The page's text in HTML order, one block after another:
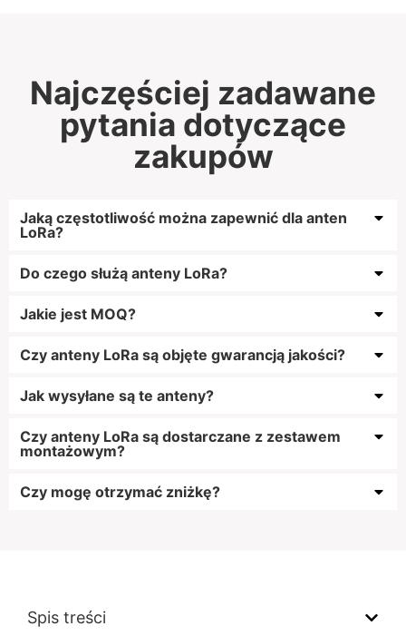
Najczęściej zadawane
pytania dotyczące
zakupów
Jaką częstotliwość można zapewnić dla anten
LoRa?
Do czego służą anteny LoRa?
Jakie jest MOQ?
Czy anteny LoRa są objęte gwarancją jakości?
Jak wysyłane są te anteny?
Czy anteny LoRa są dostarczane z zestawem
montażowym?
Czy mogę otrzymać zniżkę?
Spis treści